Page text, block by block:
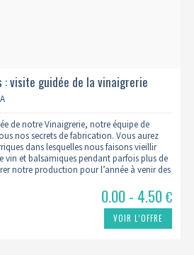
: visite guidée de la vinaigrerie
de notre Vinaigrerie, notre équipe de
nos secrets de fabrication. Vous aurez
dans lesquelles nous faisons vieillir
vin et balsamiques pendant parfois plus de
notre production pour l’année à venir des
0.00 - 4.50€
VOIR L’OFFRE